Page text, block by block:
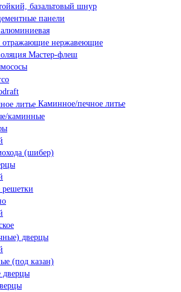
базальтовый шнур
панели
отражающие нержавеющие
Мастер-флеш
Каминное/печное литье
каминные
(шибер)
решетки
дверцы
(под казан)
дверцы